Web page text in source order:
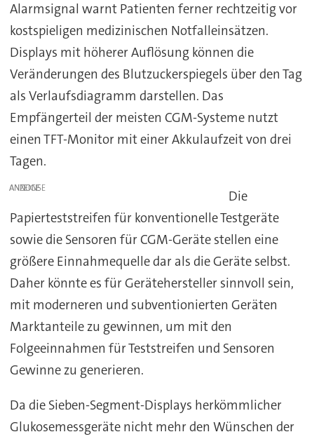
Alarmsignal warnt Patienten ferner rechtzeitig vor
kostspieligen medizinischen Notfalleinsätzen.
Displays mit höherer Auflösung können die
Veränderungen des Blutzuckerspiegels über den Tag
als Verlaufsdiagramm darstellen. Das
Empfängerteil der meisten CGM-Systeme nutzt
einen TFT-Monitor mit einer Akkulaufzeit von drei
Tagen.
ANZEIGE
Die
Papierteststreifen für konventionelle Testgeräte
sowie die Sensoren für CGM-Geräte stellen eine
größere Einnahmequelle dar als die Geräte selbst.
Daher könnte es für Gerätehersteller sinnvoll sein,
mit moderneren und subventionierten Geräten
Marktanteile zu gewinnen, um mit den
Folgeeinnahmen für Teststreifen und Sensoren
Gewinne zu generieren.
Da die Sieben-Segment-Displays herkömmlicher
Glukosemessgeräte nicht mehr den Wünschen der